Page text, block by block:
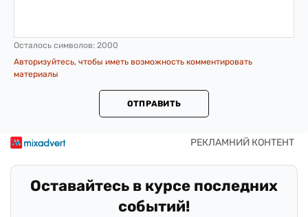
Осталось символов: 2000
Авторизуйтесь, чтобы иметь возможность комментировать
материалы
ОТПРАВИТЬ
Оставайтесь в курсе последних
событий!